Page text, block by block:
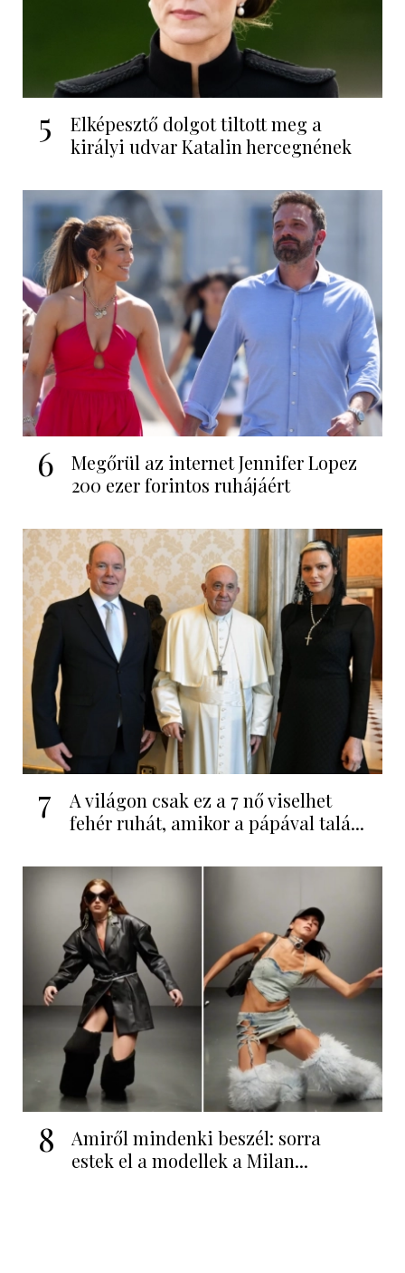
5
Elképesztő dolgot tiltott meg a
királyi udvar Katalin hercegnének
6
Megőrül az internet Jennifer Lopez
200 ezer forintos ruhájáért
7
A világon csak ez a 7 nő viselhet
fehér ruhát, amikor a pápával talá...
8
Amiről mindenki beszél: sorra
estek el a modellek a Milan...